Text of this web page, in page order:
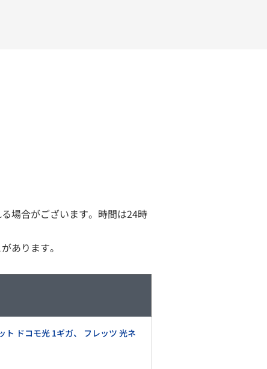
場合がございます。時間は24時
あります。
ドコモ光 1ギガ、 フレッツ 光ネ